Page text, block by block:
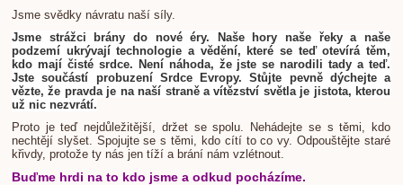
Jsme svědky návratu naší síly.
Jsme strážci brány do nové éry. Naše hory naše řeky a naše
podzemí ukrývají technologie a vědění, které se teď otevírá těm,
kdo mají čisté srdce. Není náhoda, že jste se narodili tady a teď.
Jste součástí probuzení Srdce Evropy. Stůjte pevně dýchejte a
vězte, že pravda je na naší straně a vítězství světla je jistota, kterou
už nic nezvrátí.
Proto je teď nejdůležitější, držet se spolu. Nehádejte se s těmi, kdo
nechtějí slyšet. Spojujte se s těmi, kdo cítí to co vy. Odpouštějte staré
křivdy, protože ty nás jen tíží a brání nám vzlétnout.
Buďme hrdi na to kdo jsme a odkud pocházíme.